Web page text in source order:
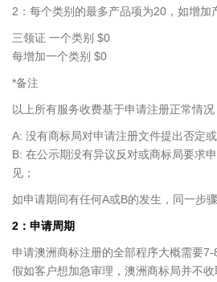
2：每个类别的最多产品项为20，如增加
三领证 一个类别 $0
每增加一个类别 $0
*备注
以上所有服务收费基于申请注册正常情
A: 没有商标局对申请注册文件提出否定
B: 在公示期没有异议反对或商标局要求
见；
如申请期间有任何A或B的发生，同一步骤
2：申请周期
申请澳洲商标注册的全部程序大概需要7-
假如客户想加急审理，澳洲商标局并不